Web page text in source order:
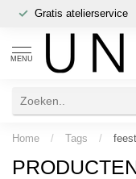
Gratis atelierservice
MENU
Home / Tags /